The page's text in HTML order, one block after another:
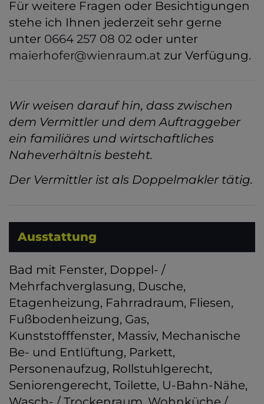
Für weitere Fragen oder Besichtigungen
stehe ich Ihnen jederzeit sehr gerne
unter 0664 257 08 02 oder unter
maierhofer@wienraum.at zur Verfügung.
Wir weisen darauf hin, dass zwischen
dem Vermittler und dem Auftraggeber
ein familiäres und wirtschaftliches
Naheverhältnis besteht.
Der Vermittler ist als Doppelmakler tätig.
Ausstattung
Bad mit Fenster Doppel- /
Mehrfachverglasung Dusche
Etagenheizung Fahrradraum Fliesen
Fußbodenheizung Gas
Kunststofffenster Massiv Mechanische
Be- und Entlüftung Parkett
Personenaufzug Rollstuhlgerecht
Seniorengerecht Toilette U-Bahn-Nähe